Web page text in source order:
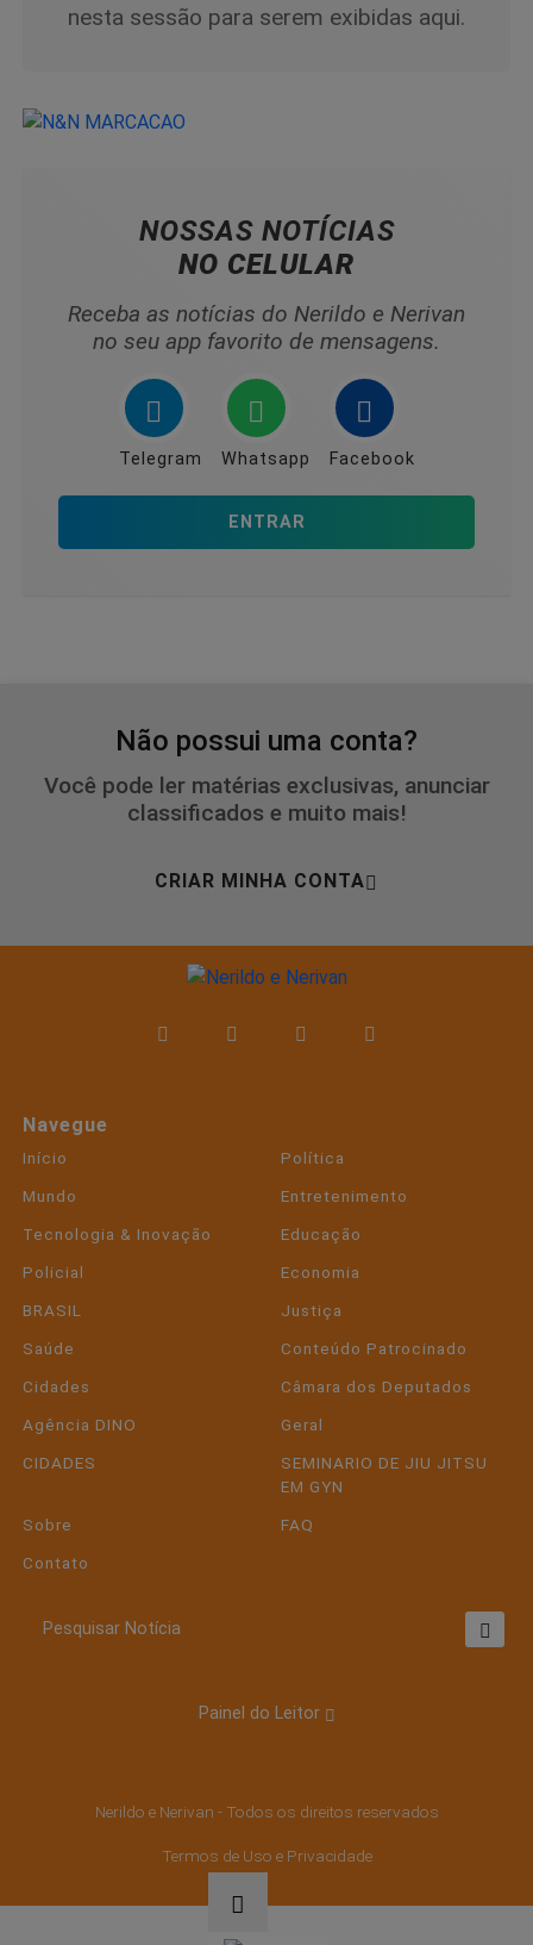
nesta sessão para serem exibidas aqui.
NOSSAS NOTÍCIAS
NO CELULAR
Receba as notícias do Nerildo e Nerivan
no seu app favorito de mensagens.
Telegram Whatsapp Facebook
ENTRAR
Não possui uma conta?
Você pode ler matérias exclusivas, anunciar
classificados e muito mais!
CRIAR MINHA CONTA
Navegue
Início
Política
Mundo
Entretenimento
Tecnologia & Inovação
Educação
Policial
Economia
BRASIL
Justiça
Saúde
Conteúdo Patrocinado
Cidades
Câmara dos Deputados
Agência DINO
Geral
CIDADES
SEMINARIO DE JIU JITSU
EM GYN
Sobre
FAQ
Contato
Pesquisar Notícia
Painel do Leitor
Nerildo e Nerivan - Todos os direitos reservados
Termos de Uso e Privacidade
Termos de Uso e Privacidade
entendemos que você concorda com nossos
PARA MAIS INFORMAÇÕES,ACESSE NOSSOS TERMOS
PROSSEGUIR